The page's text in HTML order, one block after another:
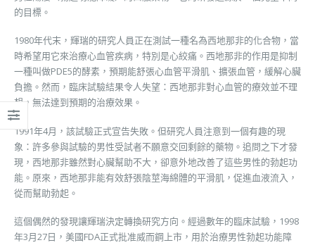
的目標。
1980年代末，輝瑞的研究人員正在測試一種名為西地那非的化合物，當
時希望用它來治療心血管疾病，特別是心絞痛。西地那非的作用是抑制
一種叫做PDE5的酵素，預期能舒張心血管平滑肌、擴張血管，緩解心臟
負擔。然而，臨床試驗結果令人失望：西地那非對心血管的療效並不理
想，無法達到預期的治療效果。
1991年4月，該試驗正式宣告失敗。但研究人員注意到一個有趣的現
象：許多參與試驗的男性受試者不願意交回剩餘的藥物。追問之下才發
現，西地那非雖然對心臟幫助不大，卻意外地改善了這些男性的勃起功
能。原來，西地那非能有效舒張陰莖海綿體的平滑肌，促進血液流入，
從而幫助勃起。
這個偶然的發現讓輝瑞決定轉換研究方向。經過數年的臨床試驗，1998
年3月27日，美國FDA正式批准威而鋼上市，用於治療男性勃起功能障